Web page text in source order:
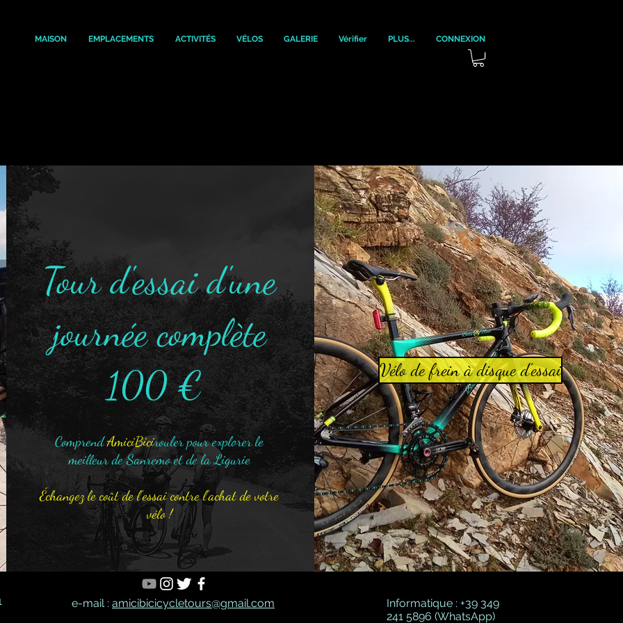
MAISON EMPLACEMENTS ACTIVITÉS VÉLOS GALERIE Vérifier PLUS... CONNEXION
et
est en
et à
garantie
Tour d'essai d'une
journée complète
100 €
ComprendAmiciBicirouler pour explorer le
meilleur de Sanremo et de la Ligurie
Échangez le coût de l'essai contre l'achat de votre
vélo !
Vélo de frein à disque d'essai
e-mail : amicibicicycletours@gmail.com
Informatique : +39 349
241 5896 (WhatsApp)